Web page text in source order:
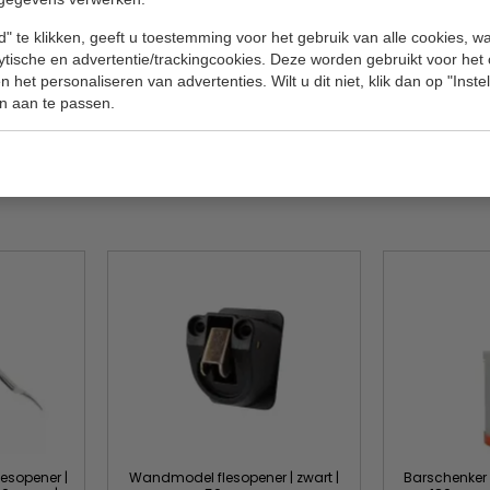
te klikken, geeft u toestemming voor het gebruik van alle cookies,
en advertentie/trackingcookies. Deze worden gebruikt voor het
het personaliseren van advertenties. Wilt u dit niet, klik dan op
aan te passen.
Model
|
Wandmodel flesopener | zwart |